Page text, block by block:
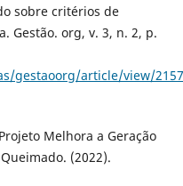
sobre critérios de
Gestão. org, v. 3, n. 2, p.
gestaoorg/article/view/
Projeto Melhora a Geração
(2022).